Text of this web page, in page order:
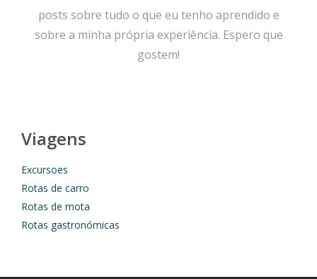
posts sobre tudo o que eu tenho aprendido e
sobre a minha própria experiência. Espero que
gostem!
Viagens
Excursoes
Rotas de carro
Rotas de mota
Rotas gastronómicas